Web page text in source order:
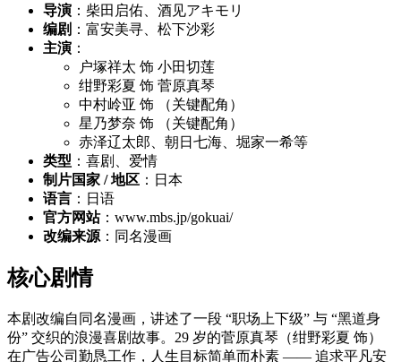
导演 ：柴田启佑、酒见アキモリ
编剧 ：富安美寻、松下沙彩
主演 ：
户塚祥太 饰 小田切莲
绀野彩夏 饰 菅原真琴
中村岭亚 饰 （关键配角）
星乃梦奈 饰 （关键配角）
赤泽辽太郎、朝日七海、堀家一希等
类型 ：喜剧、爱情
制片国家 / 地区 ：日本
语言 ：日语
官方网站：www.mbs.jp/gokuai/
改编来源 ：同名漫画
核心剧情
本剧改编自同名漫画，讲述了一段 “职场上下级” 与 “黑道身
份” 交织的浪漫喜剧故事。29 岁的菅原真琴（绀野彩夏 饰）
在广告公司勤恳工作，人生目标简单而朴素 —— 追求平凡安